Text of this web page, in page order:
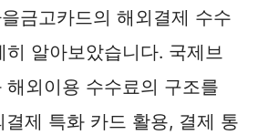
금고카드의 해외결제 수수
히 알아보았습니다. 국제브
해외이용 수수료의 구조를
결제 특화 카드 활용, 결제 통